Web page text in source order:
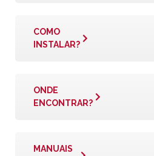
COMO
INSTALAR?
ONDE
ENCONTRAR?
MANUAIS